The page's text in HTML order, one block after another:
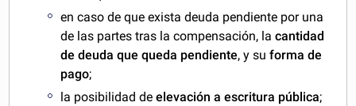
en caso de que exista deuda pendiente por una
de las partes tras la compensación, lacantidad
de deuda que queda pendiente, y suforma de
pago;
la posibilidad deelevación a escritura pública;